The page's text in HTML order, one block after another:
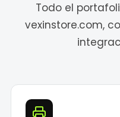
Todo el
vexinstore.com,